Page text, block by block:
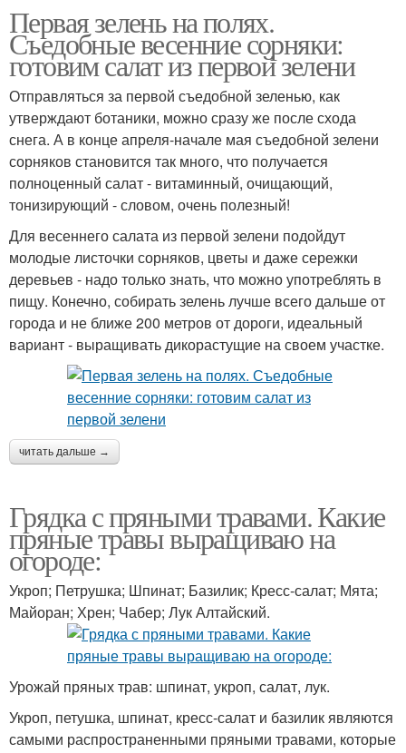
Первая зелень на полях.
Съедобные весенние сорняки:
готовим салат из первой зелени
Отправляться за первой съедобной зеленью, как
утверждают ботаники, можно сразу же после схода
снега. А в конце апреля-начале мая съедобной зелени
сорняков становится так много, что получается
полноценный салат - витаминный, очищающий,
тонизирующий - словом, очень полезный!
Для весеннего салата из первой зелени подойдут
молодые листочки сорняков, цветы и даже сережки
деревьев - надо только знать, что можно употреблять в
пищу. Конечно, собирать зелень лучше всего дальше от
города и не ближе 200 метров от дороги, идеальный
вариант - выращивать дикорастущие на своем участке.
читать дальше →
Грядка с пряными травами. Какие
пряные травы выращиваю на
огороде:
Укроп; Петрушка; Шпинат; Базилик; Кресс-салат; Мята;
Майоран; Хрен; Чабер; Лук Алтайский.
Урожай пряных трав: шпинат, укроп, салат, лук.
Укроп, петушка, шпинат, кресс-салат и базилик являются
самыми распространенными пряными травами, которые